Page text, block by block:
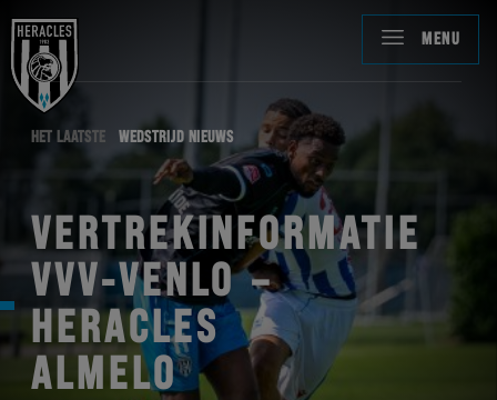
MENU
HET LAATSTE WEDSTRIJD NIEUWS
VERTREKINFORMATIE
VVV-VENLO –
HERACLES
ALMELO